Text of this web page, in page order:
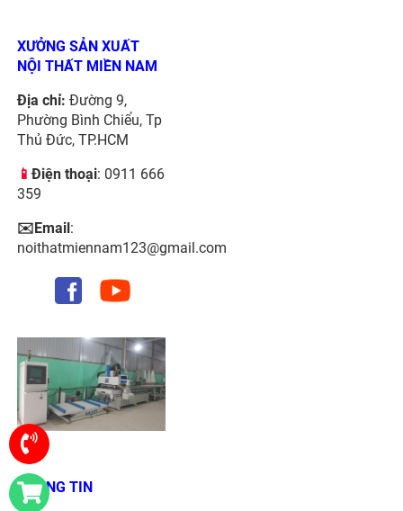
XƯỞNG SẢN XUẤT
NỘI THẤT MIỀN NAM
Địa chỉ: Đường 9,
Phường Bình Chiểu, Tp
Thủ Đức, TP.HCM
📱Điện thoại: 0911 666
359
✉️Email:
noithatmiennam123@gmail.com
THÔNG TIN